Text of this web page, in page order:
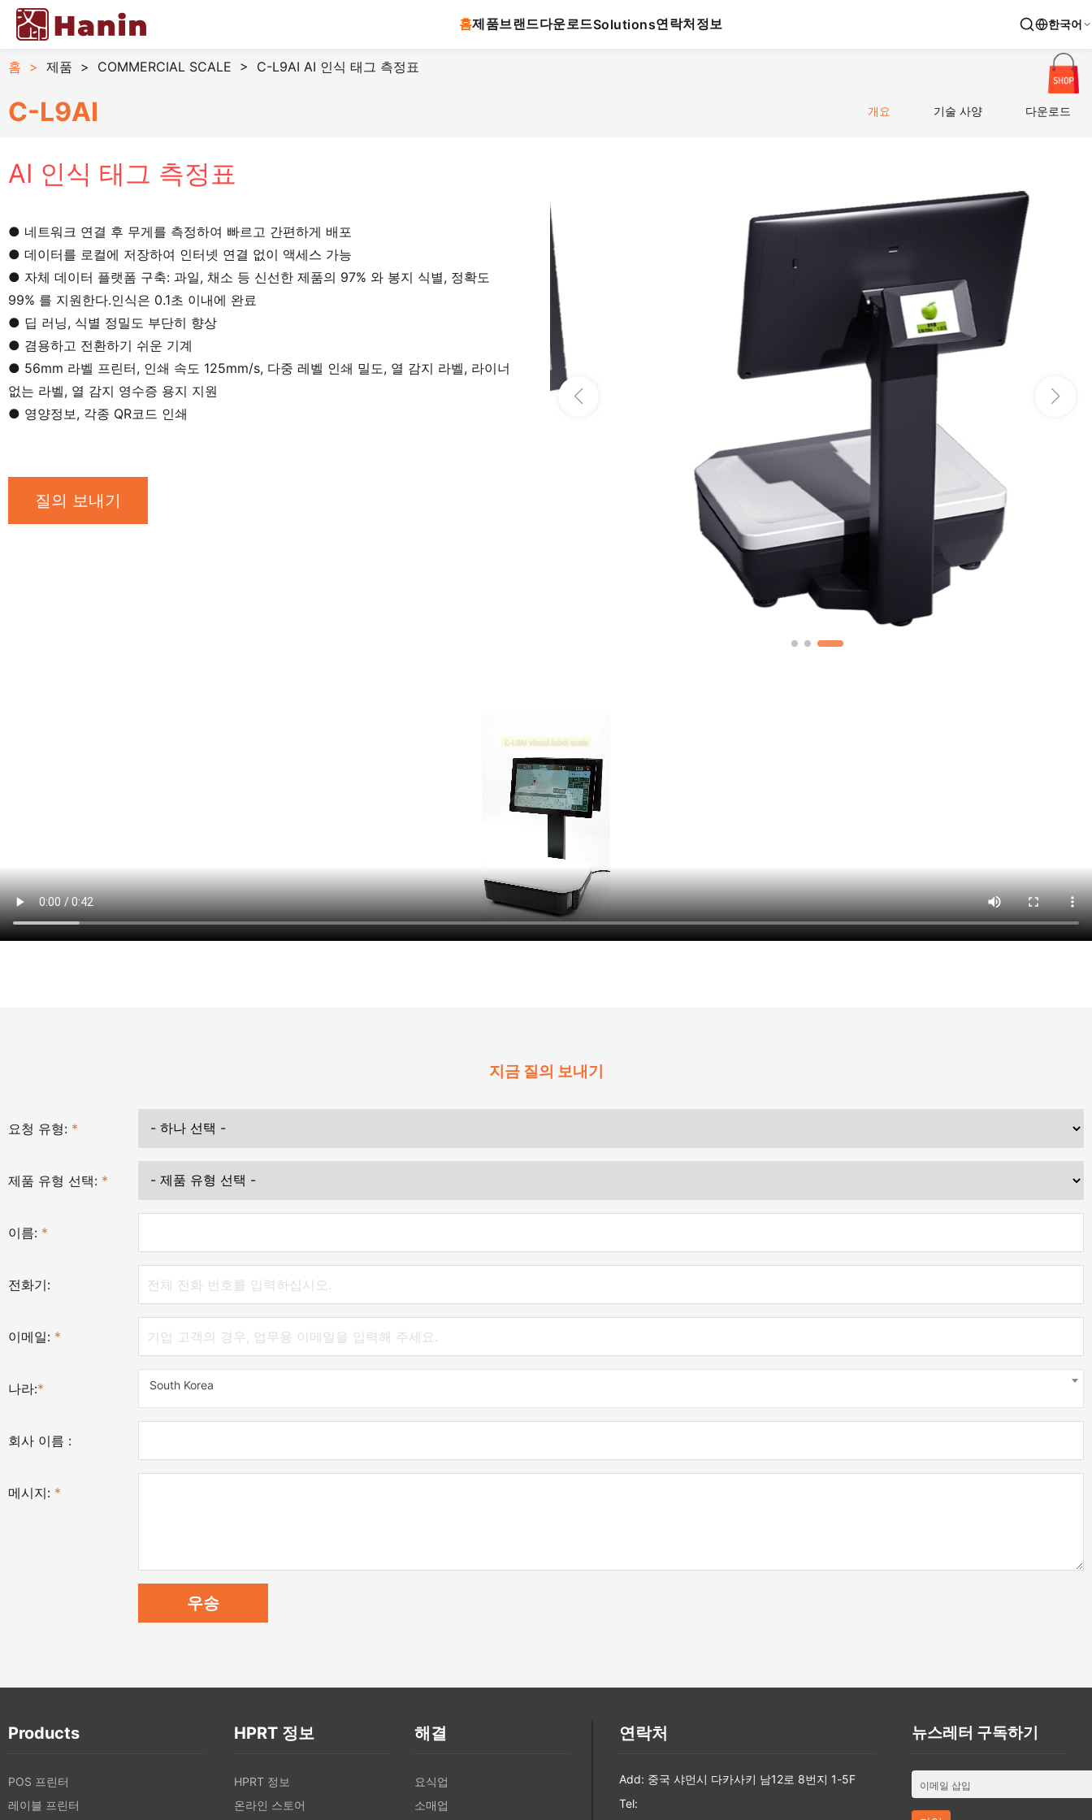
홈제품브랜드다운로드Solutions연락처 정보 한국어
홈 > 제품 > COMMERCIAL SCALE > C-L9AI AI 인식 태그 측정표
C-L9AI 개요 기술 사양 다운로드
AI 인식 태그 측정표
● 네트워크 연결 후 무게를 측정하여 빠르고 간편하게 배포
● 데이터를 로컬에 저장하여 인터넷 연결 없이 액세스 가능
● 자체 데이터 플랫폼 구축: 과일, 채소 등 신선한 제품의 97% 와 봉지 식별, 정확도
99% 를 지원한다.인식은 0.1초 이내에 완료
● 딥 러닝, 식별 정밀도 부단히 향상
● 겸용하고 전환하기 쉬운 기계
● 56mm 라벨 프린터, 인쇄 속도 125mm/s, 다중 레벨 인쇄 밀도, 열 감지 라벨, 라이너
없는 라벨, 열 감지 영수증 용지 지원
● 영양정보, 각종 QR코드 인쇄
질의 보내기
지금 질의 보내기
요청 유형: *
제품 유형 선택: *
이름: *
전화기:
이메일: *
나라:* South Korea
회사 이름 :
메시지: *
Products
POS 프린터
레이블 프린터
HPRT 정보
HPRT 정보
온라인 스토어
해결
요식업
소매업
연락처
Add: 중국 샤먼시 다카사키 남12로 8번지 1-5F
Tel:
뉴스레터 구독하기